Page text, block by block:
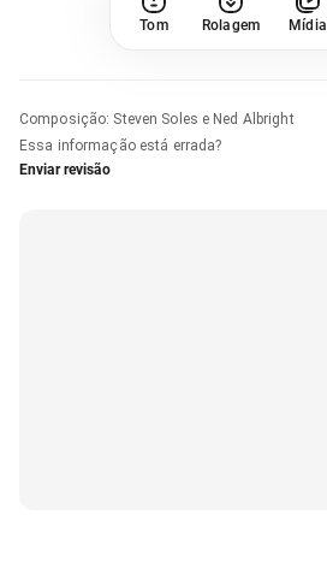
Tom Rolagem Mídia
Composição: Steven Soles e Ned Albright
Essa informação está errada?
Enviar revisão